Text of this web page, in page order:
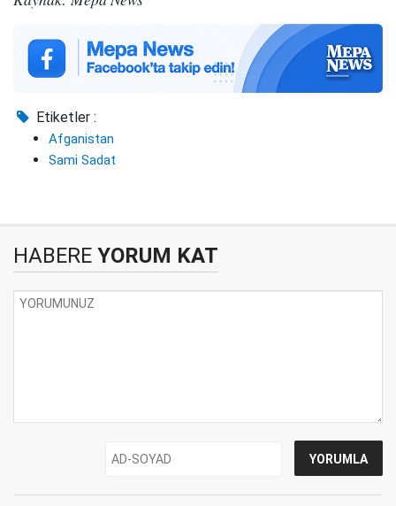
Etiketler :
Afganistan
Sami Sadat
HABERE YORUM KAT